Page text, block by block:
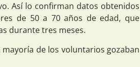
Así lo confirman datos obtenidos
de 50 a 70 años de edad, que
durante tres meses.
de los voluntarios gozaban